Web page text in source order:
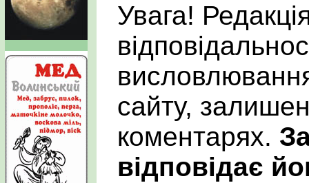
Увага!
сайту,
коментарях.
відповідає